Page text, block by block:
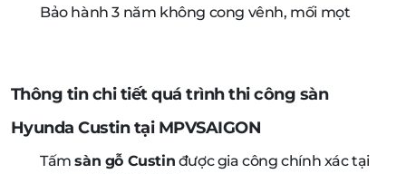
Bảo hành 3 năm không cong vênh, mối mọt
Thông tin chi tiết quá trình thi công sàn
Hyunda Custin tại MPVSAIGON
Tấmsàn gỗ Custin được gia công chính xác tại